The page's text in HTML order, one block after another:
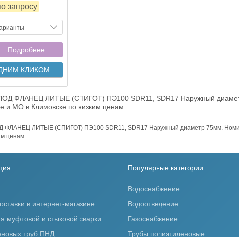
запросу
Подробнее
КЛИКОМ
ФЛАНЕЦ ЛИТЫЕ (СПИГОТ) ПЭ100 SDR11, SDR17 Наружный
и МО в Климовске по низким ценам
ФЛАНЕЦ ЛИТЫЕ (СПИГОТ) ПЭ100 SDR11, SDR17 Наружный диаметр 75мм.
ценам
в интернет-магазине
муфтовой и стыковой сварки
труб ПНД
Популярные категории:
Водоснабжение
Водоотведение
Газоснабжение
Трубы полиэтиленовые